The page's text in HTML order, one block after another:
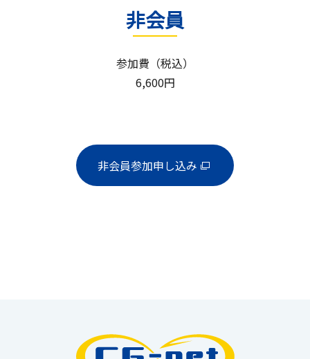
非会員
参加費（税込）
6,600円
非会員参加申し込み